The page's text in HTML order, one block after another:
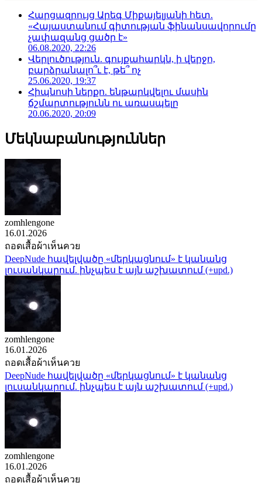
Հարցազրույց Արեգ Միքայելյանի հետ.
«Հայաստանում գիտության ֆինանսավորումը
չափազանց ցածր է»
06.08.2020, 22:26
Վերլուծություն. գույքահարկն, ի վերջո,
բարձրանալո՞ւ է, թե՞ ոչ
25.06.2020, 19:37
Հիպնոսի ներքո. ենթարկվելու մասին
ճշմարտությունն ու առասպելը
20.06.2020, 20:09
Մեկնաբանություններ
zomhlengone
16.01.2026
ถอดเสื้อผ้าเห็นควย
DeepNude հավելվածը «մերկացնում» է կանանց
լուսանկարում. ինչպես է այն աշխատում (+upd.)
zomhlengone
16.01.2026
ถอดเสื้อผ้าเห็นควย
DeepNude հավելվածը «մերկացնում» է կանանց
լուսանկարում. ինչպես է այն աշխատում (+upd.)
zomhlengone
16.01.2026
ถอดเสื้อผ้าเห็นควย